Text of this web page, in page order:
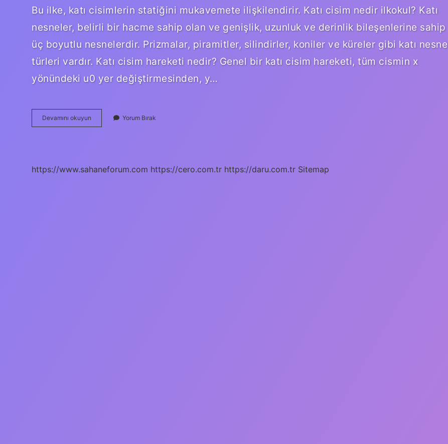
Bu ilke, katı cisimlerin statiğini mukavemete ilişkilendirir. Katı cisim nedir ilkokul? Katı
nesneler, belirli bir hacme sahip olan ve genişlik, uzunluk ve derinlik bileşenlerine sahip
üç boyutlu nesnelerdir. Prizmalar, piramitler, silindirler, koniler ve küreler gibi katı nesne
türleri vardır. Katı cisim hareketi nedir? Genel bir katı cisim hareketi, tüm cismin x
yönündeki u0 yer değiştirmesinden, y…
Devamını okuyun
Cisimlerin
Yorum Bırak
https://www.sahaneforum.com https://cero.com.tr https://daru.com.tr Sitemap